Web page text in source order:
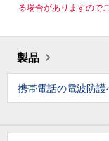
る場合がありますので
製品
携帯電話の電波防